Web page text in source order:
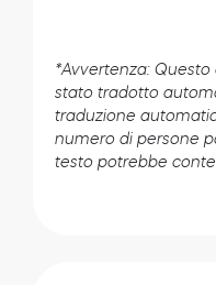
*Avvertenza:
stato tradotto
traduzione
numero di persone
testo potrebbe